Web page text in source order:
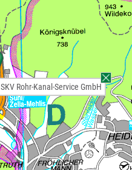
SKV Rohr-Kanal-Service GmbH